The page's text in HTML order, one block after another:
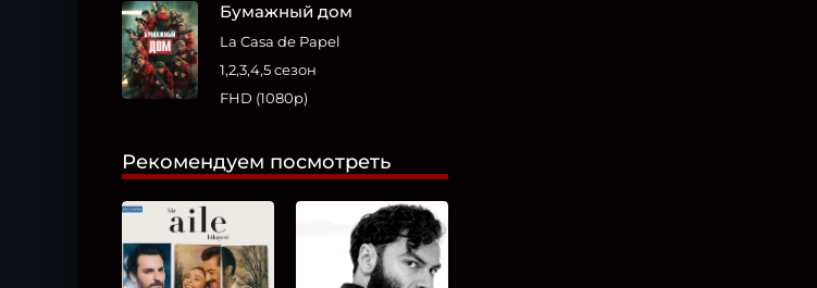
Бумажный дом
La Casa de Papel
1,2,3,4,5 сезон
FHD (1080p)
Рекомендуем посмотреть